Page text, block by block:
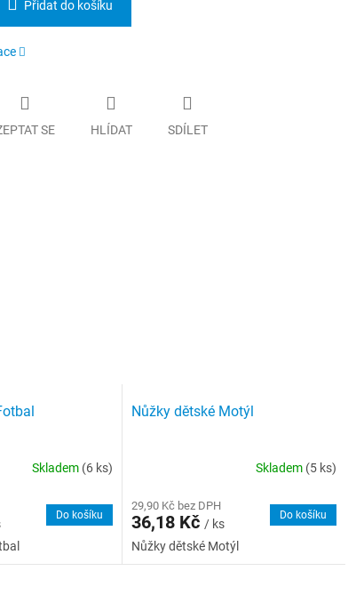
Přidat do košíku
SE HLÍDAT SDÍLET
Skladem (6 ks)
Do košíku
Nůžky dětské Motýl
Skladem (5 ks)
29,90 Kč bez DPH
36,18 Kč / ks
Do košíku
Nůžky dětské Motýl